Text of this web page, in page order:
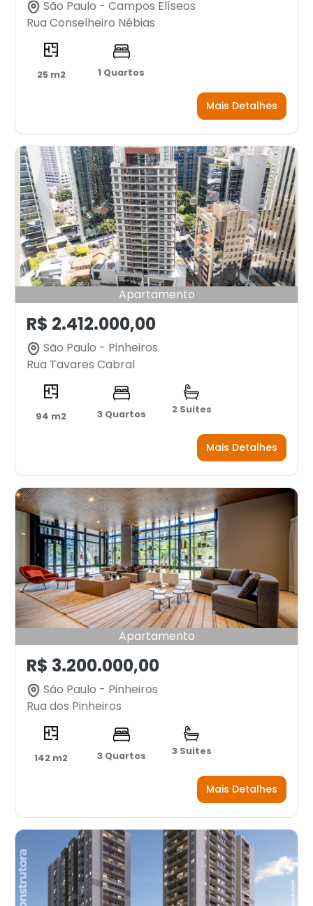
São Paulo - Campos Elíseos
Rua Conselheiro Nébias
25 m2 1 Quartos
Mais Detalhes
Apartamento
R$ 2.412.000,00
São Paulo - Pinheiros
Rua Tavares Cabral
94 m2 3 Quartos 2 Suites
Mais Detalhes
Apartamento
R$ 3.200.000,00
São Paulo - Pinheiros
Rua dos Pinheiros
142 m2 3 Quartos 3 Suites
Mais Detalhes